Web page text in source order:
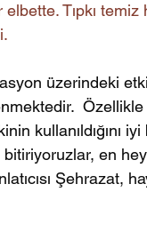
Tıpkı
üzerindeki
Özellikle
kullanıldığını
bitiriyoruzlar, en
Şehrazat,